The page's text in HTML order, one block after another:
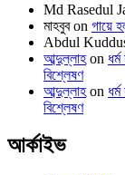
Md Rasedul
মাহবুবon গায়ে
Abdul
আব্দুল্লাহon
বিশ্লেষণ
আব্দুল্লাহon
বিশ্লেষণ
আর্কাইভ